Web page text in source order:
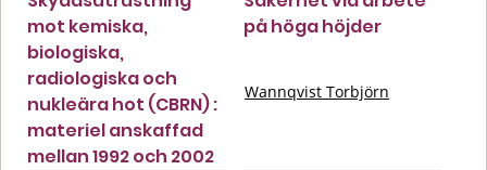
mot kemiska,
biologiska,
radiologiska och
nukleära hot (CBRN) :
materiel anskaffad
mellan 1992 och 2002
på höga höjder
Wannqvist Torbjörn